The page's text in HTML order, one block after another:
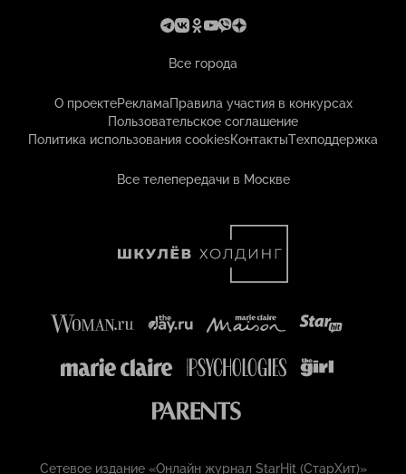
Все города
О проектеРекламаПравила участия в конкурсах
Пользовательское соглашение
Политика использования cookiesКонтактыТехподдержка
Все телепередачи в Москве
Сетевое издание «Онлайн журнал StarHit (СтарХит)»